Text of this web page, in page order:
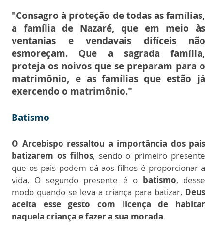
"Consagro à proteção de todas as famílias,
a família de Nazaré, que em meio às
ventanias e vendavais difíceis não
esmoreçam. Que a sagrada família,
proteja os noivos que se preparam para o
matrimônio, e as famílias que estão já
exercendo o matrimônio."
Batismo
O Arcebispo ressaltou a importância dos pais
batizarem os filhos, sendo o primeiro presente
que os pais podem dá aos filhos é proporcionar a
vida. O segundo presente é o batismo, desse
modo quando se leva a criança para batizar, Deus
aceita esse gesto com licença de habitar
naquela criança e fazer a sua morada.